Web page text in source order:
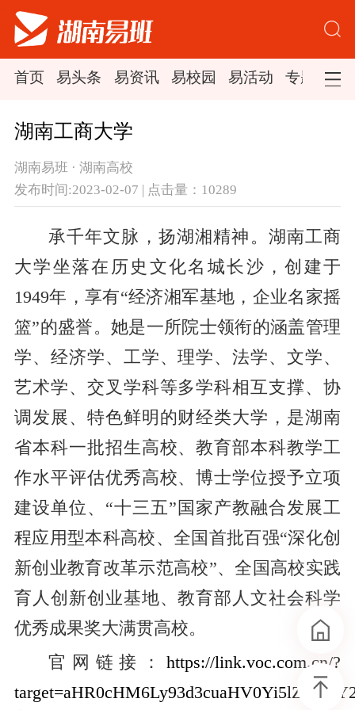
首页 易头条 易资讯 易校园 易活动 专题集锦
湖南工商大学
湖南易班 · 湖南高校
发布时间:2023-02-07 | 点击量：10289
承千年文脉，扬湖湘精神。湖南工商
大学坐落在历史文化名城长沙，创建于
1949年，享有“经济湘军基地，企业名家摇
篮”的盛誉。她是一所院士领衔的涵盖管理
学、经济学、工学、理学、法学、文学、
艺术学、交叉学科等多学科相互支撑、协
调发展、特色鲜明的财经类大学，是湖南
省本科一批招生高校、教育部本科教学工
作水平评估优秀高校、博士学位授予立项
建设单位、“十三五”国家产教融合发展工
程应用型本科高校、全国首批百强“深化创
新创业教育改革示范高校”、全国高校实践
育人创新创业基地、教育部人文社会科学
优秀成果奖大满贯高校。
官网链接：https://link.voc.com.cn/?